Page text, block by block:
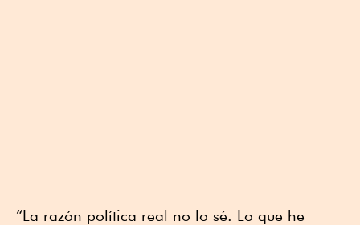
“La razón política real no lo sé. Lo que he